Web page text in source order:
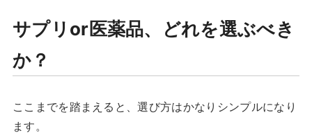
サプリor医薬品、どれを選ぶべき
か？
ここまでを踏まえると、選び方はかなりシンプルになり
ます。